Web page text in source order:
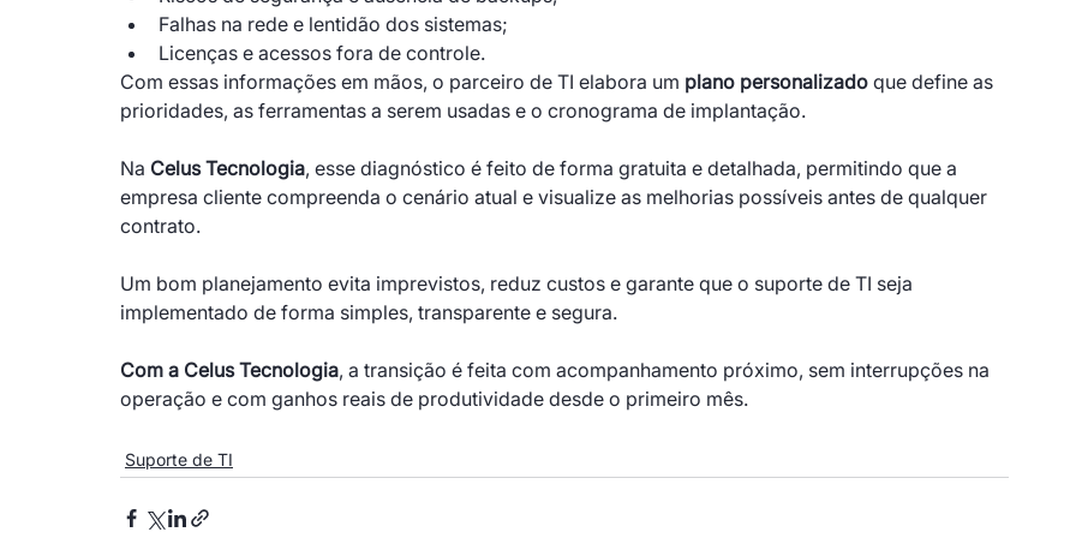
Falhas na rede e lentidão dos sistemas;
Licenças e acessos fora de controle.
Com essas informações em mãos, o parceiro de TI elabora um plano personalizado que define as
prioridades, as ferramentas a serem usadas e o cronograma de implantação.
Na Celus Tecnologia, esse diagnóstico é feito de forma gratuita e detalhada, permitindo que a
empresa cliente compreenda o cenário atual e visualize as melhorias possíveis antes de qualquer
contrato.
Um bom planejamento evita imprevistos, reduz custos e garante que o suporte de TI seja
implementado de forma simples, transparente e segura.
Com a Celus Tecnologia, a transição é feita com acompanhamento próximo, sem interrupções na
operação e com ganhos reais de produtividade desde o primeiro mês.
Suporte de TI